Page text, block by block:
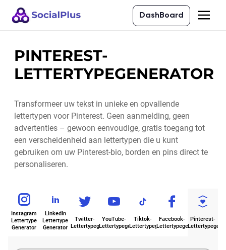
DashBoard
PINTEREST-
LETTERTYPEGENERATOR
Transformeer uw tekst in unieke en opvallende
lettertypen voor Pinterest. Geen aanmelding, geen
advertenties – gewoon eenvoudige, gratis toegang tot
een verscheidenheid aan lettertypen die u kunt
gebruiken om uw Pinterest-bio, borden en pins direct te
personaliseren.
Instagram
Lettertype
Generator
LinkedIn
Lettertype
Generator
Twitter-
Lettertypegenerator
YouTube-
Lettertypegenerator
Tiktok-
Lettertypegenerator
Facebook-
Lettertypegenerator
Pinterest-